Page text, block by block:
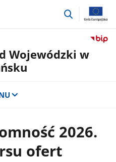
przejdź
Wojewódzki w
2026.
ofert